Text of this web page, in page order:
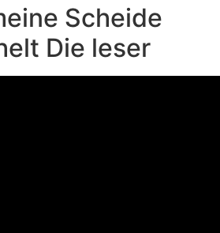
Scheide
Die leser